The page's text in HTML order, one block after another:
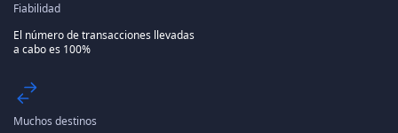
Fiabilidad
El número de transacciones llevadas
a cabo es 100%
Muchos destinos